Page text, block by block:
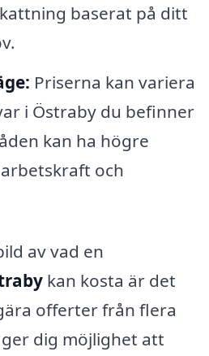
baserat på ditt
Priserna kan variera
i Östraby du befinner
kan ha högre
och
av vad en
kan kosta är det
offerter från flera
dig möjlighet att